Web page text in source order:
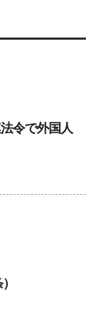
令で外国人